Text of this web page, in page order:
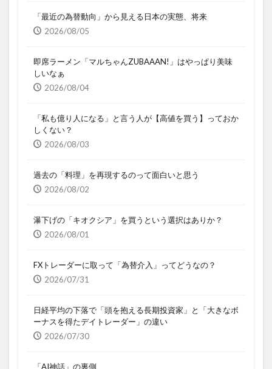
「最近の為替動向」から見える日本の実態、将来
2026/08/05
即席ラーメン「マルちゃんZUBAAAN!」はやっぱり美味
しいなぁ
2026/08/04
「私も億り人になる」と言う人が【高値を買う】っておか
しくない？
2026/08/03
過去の「料理」を再現するのって面白いと思う
2026/08/02
瀑下げの「キオクシア」を買うという選択はありか？
2026/08/01
FXトレーダーに取って「為替介入」ってどうなの？
2026/07/31
日経平均の下落で「頭を抱える長期投資家」と「大きなボ
ーナスを得たデイトレーダー」の違い
2026/07/30
「AI神話」の裏側